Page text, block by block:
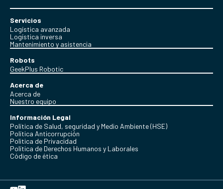
Servicios
Logística avanzada
Logística inversa
Mantenimiento y asistencia
Robots
GeekPlus Robotic
Acerca de
Acerca de
Nuestro equipo
Información Legal
Política de Salud, seguridad y Medio Ambiente (HSE)
Política Anticorrupción
Politica de Privacidad
Política de Derechos Humanos y Laborales
Código de ética